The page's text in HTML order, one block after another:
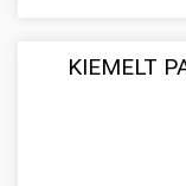
KIEMELT